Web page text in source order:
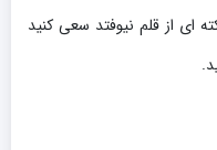
ای از قلم نیوفتد سعی کنید